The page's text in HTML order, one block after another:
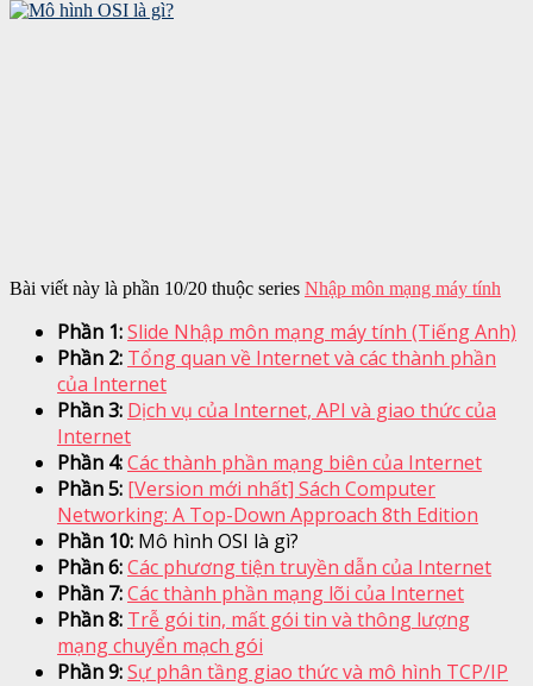
Bài viết này là phần 10/20 thuộc series Nhập môn mạng máy tính
Phần 1:Slide Nhập môn mạng máy tính (Tiếng Anh)
Phần 2: Tổng quan về Internet và các thành phần
của Internet
Phần 3: Dịch vụ của Internet, API và giao thức của
Internet
Phần 4:Các thành phần mạng biên của Internet
Phần 5: [Version mới nhất] Sách Computer
Networking: A Top-Down Approach 8th Edition
Phần 10: Mô hình OSI là gì?
Phần 6:Các phương tiện truyền dẫn của Internet
Phần 7:Các thành phần mạng lõi của Internet
Phần 8: Trễ gói tin, mất gói tin và thông lượng
mạng chuyển mạch gói
Phần 9:Sự phân tầng giao thức và mô hình TCP/IP